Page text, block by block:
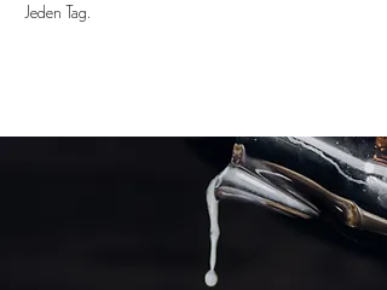
Jeden Tag.